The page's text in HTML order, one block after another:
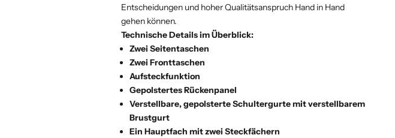
Entscheidungen und hoher Qualitätsanspruch Hand in Hand
gehen können.
Technische Details im Überblick:
Zwei Seitentaschen
Zwei Fronttaschen
Aufsteckfunktion
Gepolstertes Rückenpanel
Verstellbare, gepolsterte Schultergurte mit verstellbarem
Brustgurt
Ein Hauptfach mit zwei Steckfächern